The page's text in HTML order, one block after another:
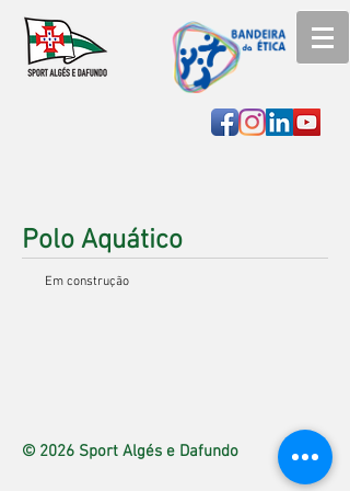
Polo Aquático
Em construção
© 2026 Sport Algés e Dafundo